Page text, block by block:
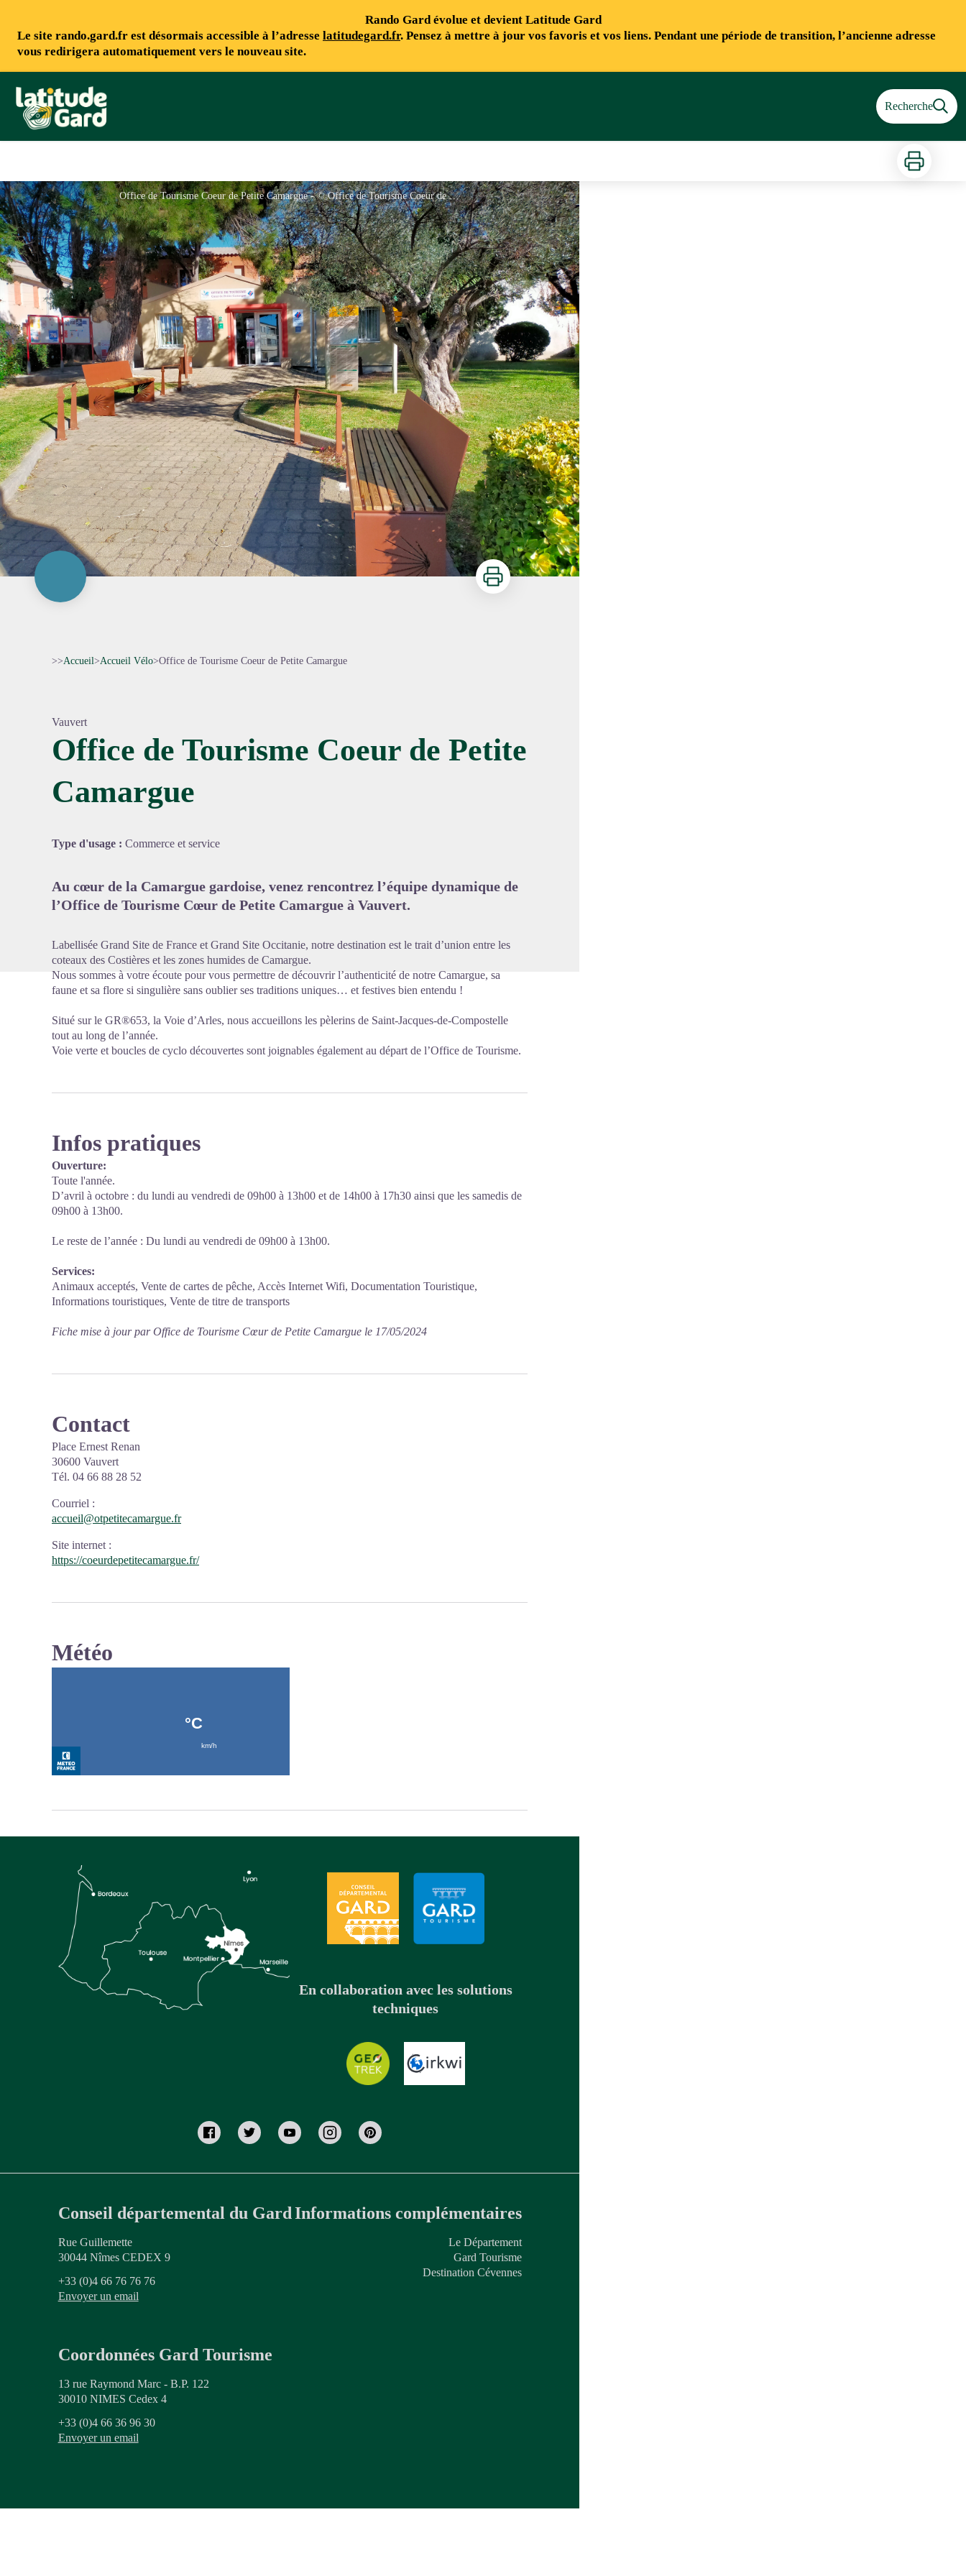
Rando Gard évolue et devient Latitude Gard
Le site rando.gard.fr est désormais accessible à l’adresse latitudegard.fr. Pensez à mettre à jour vos favoris et vos liens. Pendant une période de transition, l’ancienne adresse
vous redirigera automatiquement vers le nouveau site.
Rando Gard Recherche
Imprimer
Office de Tourisme Coeur de Petite Camargue - © Office de Tourisme Coeur de Petite Camargue
Imprimer
>>Accueil>Accueil Vélo>Office de Tourisme Coeur de Petite Camargue
Vauvert
Office de Tourisme Coeur de Petite
Camargue
Type d'usage : Commerce et service
Au cœur de la Camargue gardoise, venez rencontrez l’équipe dynamique de
l’Office de Tourisme Cœur de Petite Camargue à Vauvert.
Labellisée Grand Site de France et Grand Site Occitanie, notre destination est le trait d’union entre les
coteaux des Costières et les zones humides de Camargue.
Nous sommes à votre écoute pour vous permettre de découvrir l’authenticité de notre Camargue, sa
faune et sa flore si singulière sans oublier ses traditions uniques… et festives bien entendu !
Situé sur le GR®653, la Voie d’Arles, nous accueillons les pèlerins de Saint-Jacques-de-Compostelle
tout au long de l’année.
Voie verte et boucles de cyclo découvertes sont joignables également au départ de l’Office de Tourisme.
Infos pratiques
Ouverture:
Toute l'année.
D’avril à octobre : du lundi au vendredi de 09h00 à 13h00 et de 14h00 à 17h30 ainsi que les samedis de
09h00 à 13h00.
Le reste de l’année : Du lundi au vendredi de 09h00 à 13h00.
Services:
Animaux acceptés, Vente de cartes de pêche, Accès Internet Wifi, Documentation Touristique,
Informations touristiques, Vente de titre de transports
Fiche mise à jour par Office de Tourisme Cœur de Petite Camargue le 17/05/2024
Contact
Place Ernest Renan
30600 Vauvert
Tél. 04 66 88 28 52
Courriel :
accueil@otpetitecamargue.fr
Site internet :
https://coeurdepetitecamargue.fr/
Météo
En collaboration avec les solutions
techniques
Conseil départemental du Gard
Rue Guillemette
30044 Nîmes CEDEX 9
+33 (0)4 66 76 76 76
Envoyer un email
Coordonnées Gard Tourisme
13 rue Raymond Marc - B.P. 122
30010 NIMES Cedex 4
+33 (0)4 66 36 96 30
Envoyer un email
Informations complémentaires
Le Département
Gard Tourisme
Destination Cévennes